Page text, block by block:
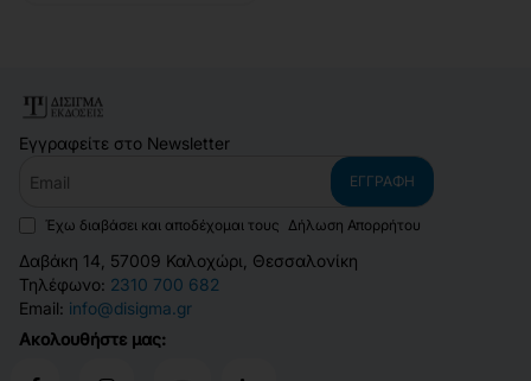
Εγγραφείτε στο Newsletter
ΕΓΓΡΑΦΉ
Έχω διαβάσει και αποδέχομαι τους Δήλωση Απορρήτου
Δαβάκη 14, 57009 Καλοχώρι, Θεσσαλονίκη
Τηλέφωνο: 2310 700 682
Email: info@disigma.gr
Ακολουθήστε μας: